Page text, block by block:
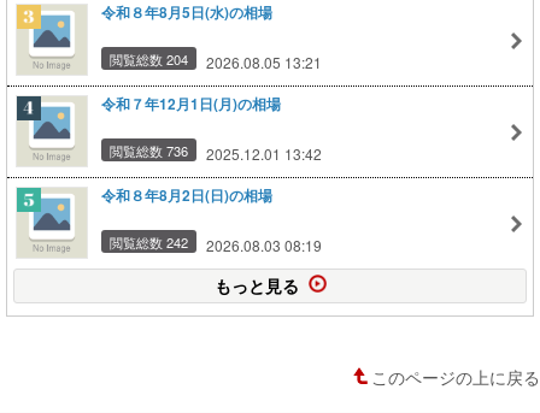
令和８年8月5日(水)の相場
閲覧総数 204 2026.08.05 13:21
令和７年12月1日(月)の相場
閲覧総数 736 2025.12.01 13:42
令和８年8月2日(日)の相場
閲覧総数 242 2026.08.03 08:19
もっと見る
このページの上に戻る